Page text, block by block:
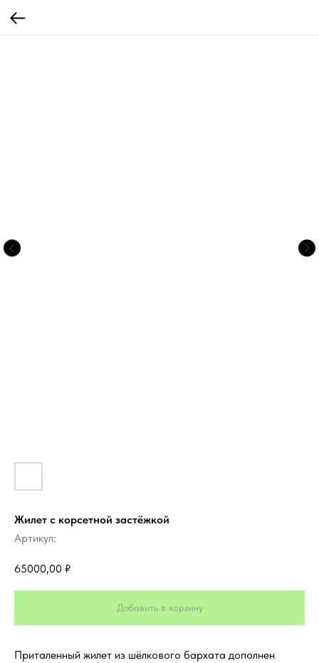
Жилет с корсетной застёжкой
Артикул:
65000,00 ₽
Добавить в корзину
Приталенный жилет из шёлкового бархата дополнен